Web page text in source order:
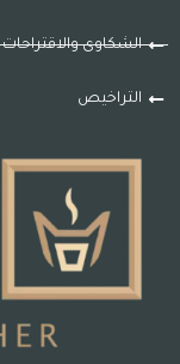
الشكاوى والاقتراحات
التراخيص